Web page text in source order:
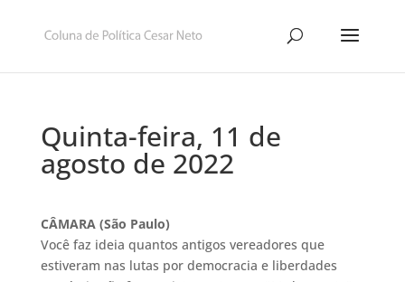
Quinta-feira, 11 de
agosto de 2022
CÂMARA (São Paulo)
Você faz ideia quantos antigos vereadores que
estiveram nas lutas por democracia e liberdades